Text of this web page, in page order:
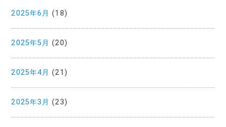
2025年6月 (18)
2025年5月 (20)
2025年4月 (21)
2025年3月 (23)